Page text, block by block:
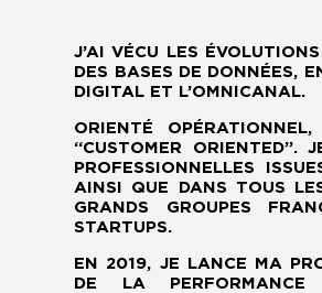
J’AI VÉCU LES
DES BASES DE DONNÉES,
DIGITAL ET L’OMNICANAL.
ORIENTÉ
“CUSTOMER ORIENTED”.
PROFESSIONNELLES
AINSI QUE DANS TOUS
GRANDS GROUPES
STARTUPS.
EN 2019, JE LANCE MA
DE LA